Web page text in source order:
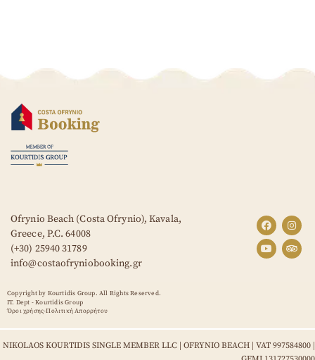
Ofrynio Beach (Costa Ofrynio), Kavala,
Greece, P.C. 64008
(+30) 25940 31789
info@costaofryniobooking.gr
Copyright by Kourtidis Group. All Rights Reserved.
IT. Dept - Kourtidis Group
Όροι χρήσης-Πολιτική Απορρήτου
NIKOLAOS KOURTIDIS SINGLE MEMBER LLC | OFRYNIO BEACH | VAT 997584800 |